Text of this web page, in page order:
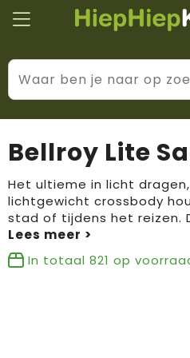
Kantoor & schrijfwaren
Wellness & verzorging
Tassen & reizen
Huis, tuin & keuken
Levensstijl
Prijs & impact
BIC
Brandflavours
Camelbak
Bellroy Lite
Het ultieme in licht
lichtgewicht crossbody
stad of tijdens het reizen.
In totaal 821 op